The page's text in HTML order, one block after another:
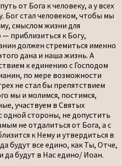
от Бога к человеку, а у всех
Бог стал человеком, чтобы мы
смыслом жизни для
приблизиться к Богу,
должен стремиться именно
дана и наша жизнь. А
к единению с Господом
по мере возможности
не стал бы препятствием
мы и молимся, постимся,
участвуем в Святых
одной стороны, не допустить
не отдалиться от Бога, а с
к Нему и утвердиться в
будут все едино, как Ты, Отче,
да будут в Нас едино/ Иоан.